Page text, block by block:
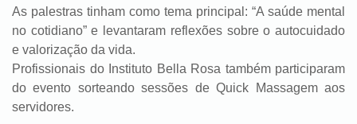
As palestras tinham como tema principal: “A saúde mental
no cotidiano” e levantaram reflexões sobre o autocuidado
e valorização da vida.
Profissionais do Instituto Bella Rosa também participaram
do evento sorteando sessões de Quick Massagem aos
servidores.